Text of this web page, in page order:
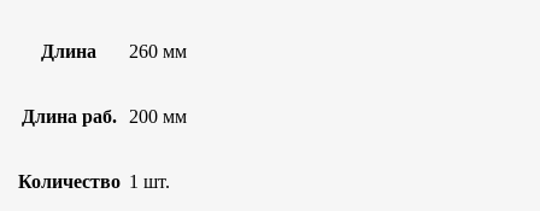
Длина 260 мм
Длина раб. 200 мм
Количество 1 шт.